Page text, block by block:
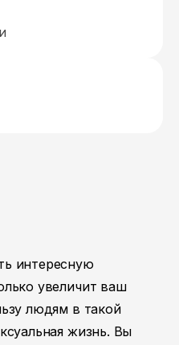
интересную
увеличит ваш
людям в такой
жизнь. Вы